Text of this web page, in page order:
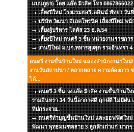
แบบภูธร) โดย แอ๊ด มิวสิค โทร 0867866022
เลี้ยงปีใหม่ โรงแรมฮอริเดอินน์ พัทยา วัน
บริษัท วัฒนา อีเลคโทรนิค เลี้ยงปีใหม่ พนั
เลี้ยงผู้บริหาร โลตัส 23 ธ.ค.54
เลี้ยงปีใหม่ ดนตรี 3 ชิ้น หน่วยงานราชการ
งานปีใหม่ ม.บก.ทหารสูงสุด รามอินทรา 4
ดนตรี งานขึ้นบ้านใหม่ ฉลองสำนักงานฯใหม่
งานวันสถาปนา / หลากหลาย ความต้องการ
ได้...
ดนตรี 3 ชิ้น วงแอ๊ด มิวสิค งานขึ้นบ้านให
รามอินทรา 34 วันนี้อากาศดี ฤกษ์ดี ไม่มีฝน
ทิปกระจาย..
ดนตรีทำบุญขึ้นบ้านใหม่ และออฟฟิตใหม่
พัฒนา พุทธมนฑลสาย 3 ลูกค้าเก่าแก่ มาก